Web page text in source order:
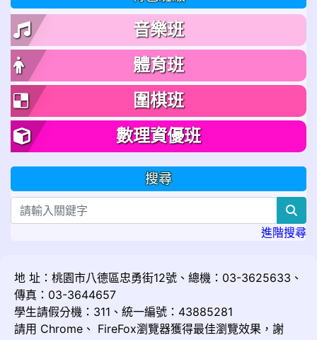
音樂班
體育班
圍棋班
數理資優班
搜尋
進階搜尋
地 址：桃園市八德區忠勇街12號、總機：03-3625633、
傳真：03-3644657
學生請假分機：311、統一編號：43885281
請用 Chrome 、 FireFox瀏覽器獲得最佳瀏覽效果，謝